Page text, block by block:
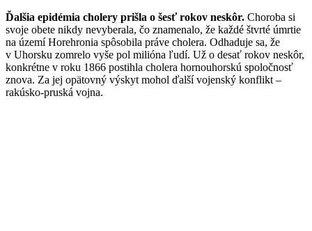
Ďalšia epidémia cholery prišla o šesť rokov neskôr. Choroba si
svoje obete nikdy nevyberala, čo znamenalo, že každé štvrté úmrtie
na území Horehronia spôsobila práve cholera. Odhaduje sa, že
v Uhorsku zomrelo vyše pol milióna ľudí. Už o desať rokov neskôr,
konkrétne v roku 1866 postihla cholera hornouhorskú spoločnosť
znova. Za jej opätovný výskyt mohol ďalší vojenský konflikt –
rakúsko-pruská vojna.